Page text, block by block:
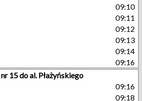
09:10
09:11
09:12
09:13
09:14
09:16
15 do al. Płażyńskiego
09:16
09:18